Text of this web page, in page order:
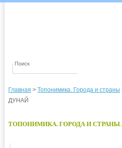
Главная > Топонимика. Города и страны
ДУНАЙ
ТОПОНИМИКА. ГОРОДА И СТРАНЫ